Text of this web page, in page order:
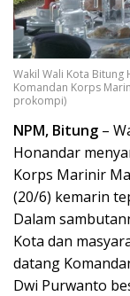
Wakil Wali Kota
Komandan Korps
prokompi)
NPM, Bitung –
Honandar
Korps Marinir
(20/6) kemarin
Dalam
Kota dan
datang
Dwi Purwanto